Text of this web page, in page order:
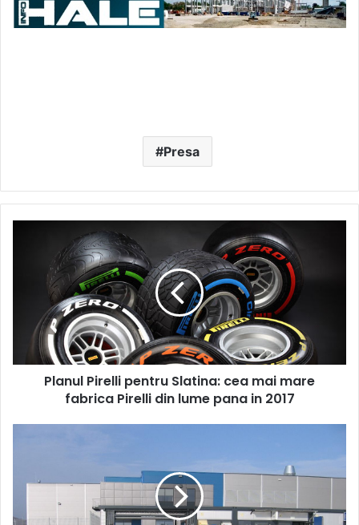
Presa
Slatina:
mare
fabrica
Pirelli
Planul Pirelli pentru Slatina: cea mai mare
fabrica Pirelli din lume pana in 2017
stacheta
randul